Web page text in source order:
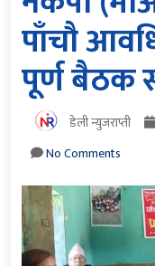
पाँचौ
पूर्ण बैठक
डेली न्युजराप्ती
No Comments